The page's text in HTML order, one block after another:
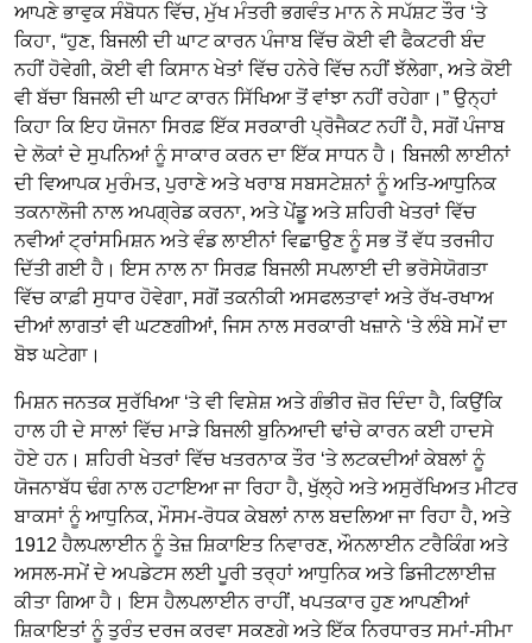
ਆਪਣੇ ਭਾਵੁਕ ਸੰਬੋਧਨ ਵਿੱਚ, ਮੁੱਖ ਮੰਤਰੀ ਭਗਵੰਤ ਮਾਨ ਨੇ ਸਪੱਸ਼ਟ ਤੌਰ ‘ਤੇ
ਕਿਹਾ, “ਹੁਣ, ਬਿਜਲੀ ਦੀ ਘਾਟ ਕਾਰਨ ਪੰਜਾਬ ਵਿੱਚ ਕੋਈ ਵੀ ਫੈਕਟਰੀ ਬੰਦ
ਨਹੀਂ ਹੋਵੇਗੀ, ਕੋਈ ਵੀ ਕਿਸਾਨ ਖੇਤਾਂ ਵਿੱਚ ਹਨੇਰੇ ਵਿੱਚ ਨਹੀਂ ਝੱਲੇਗਾ, ਅਤੇ ਕੋਈ
ਵੀ ਬੱਚਾ ਬਿਜਲੀ ਦੀ ਘਾਟ ਕਾਰਨ ਸਿੱਖਿਆ ਤੋਂ ਵਾਂਝਾ ਨਹੀਂ ਰਹੇਗਾ।” ਉਨ੍ਹਾਂ
ਕਿਹਾ ਕਿ ਇਹ ਯੋਜਨਾ ਸਿਰਫ਼ ਇੱਕ ਸਰਕਾਰੀ ਪ੍ਰੋਜੈਕਟ ਨਹੀਂ ਹੈ, ਸਗੋਂ ਪੰਜਾਬ
ਦੇ ਲੋਕਾਂ ਦੇ ਸੁਪਨਿਆਂ ਨੂੰ ਸਾਕਾਰ ਕਰਨ ਦਾ ਇੱਕ ਸਾਧਨ ਹੈ। ਬਿਜਲੀ ਲਾਈਨਾਂ
ਦੀ ਵਿਆਪਕ ਮੁਰੰਮਤ, ਪੁਰਾਣੇ ਅਤੇ ਖਰਾਬ ਸਬਸਟੇਸ਼ਨਾਂ ਨੂੰ ਅਤਿ-ਆਧੁਨਿਕ
ਤਕਨਾਲੋਜੀ ਨਾਲ ਅਪਗ੍ਰੇਡ ਕਰਨਾ, ਅਤੇ ਪੇਂਡੂ ਅਤੇ ਸ਼ਹਿਰੀ ਖੇਤਰਾਂ ਵਿੱਚ
ਨਵੀਆਂ ਟ੍ਰਾਂਸਮਿਸ਼ਨ ਅਤੇ ਵੰਡ ਲਾਈਨਾਂ ਵਿਛਾਉਣ ਨੂੰ ਸਭ ਤੋਂ ਵੱਧ ਤਰਜੀਹ
ਦਿੱਤੀ ਗਈ ਹੈ। ਇਸ ਨਾਲ ਨਾ ਸਿਰਫ਼ ਬਿਜਲੀ ਸਪਲਾਈ ਦੀ ਭਰੋਸੇਯੋਗਤਾ
ਵਿੱਚ ਕਾਫ਼ੀ ਸੁਧਾਰ ਹੋਵੇਗਾ, ਸਗੋਂ ਤਕਨੀਕੀ ਅਸਫਲਤਾਵਾਂ ਅਤੇ ਰੱਖ-ਰਖਾਅ
ਦੀਆਂ ਲਾਗਤਾਂ ਵੀ ਘਟਣਗੀਆਂ, ਜਿਸ ਨਾਲ ਸਰਕਾਰੀ ਖਜ਼ਾਨੇ ‘ਤੇ ਲੰਬੇ ਸਮੇਂ ਦਾ
ਬੋਝ ਘਟੇਗਾ।
ਮਿਸ਼ਨ ਜਨਤਕ ਸੁਰੱਖਿਆ ‘ਤੇ ਵੀ ਵਿਸ਼ੇਸ਼ ਅਤੇ ਗੰਭੀਰ ਜ਼ੋਰ ਦਿੰਦਾ ਹੈ, ਕਿਉਂਕਿ
ਹਾਲ ਹੀ ਦੇ ਸਾਲਾਂ ਵਿੱਚ ਮਾੜੇ ਬਿਜਲੀ ਬੁਨਿਆਦੀ ਢਾਂਚੇ ਕਾਰਨ ਕਈ ਹਾਦਸੇ
ਹੋਏ ਹਨ। ਸ਼ਹਿਰੀ ਖੇਤਰਾਂ ਵਿੱਚ ਖਤਰਨਾਕ ਤੌਰ ‘ਤੇ ਲਟਕਦੀਆਂ ਕੇਬਲਾਂ ਨੂੰ
ਯੋਜਨਾਬੱਧ ਢੰਗ ਨਾਲ ਹਟਾਇਆ ਜਾ ਰਿਹਾ ਹੈ, ਖੁੱਲ੍ਹੇ ਅਤੇ ਅਸੁਰੱਖਿਅਤ ਮੀਟਰ
ਬਾਕਸਾਂ ਨੂੰ ਆਧੁਨਿਕ, ਮੌਸਮ-ਰੋਧਕ ਕੇਬਲਾਂ ਨਾਲ ਬਦਲਿਆ ਜਾ ਰਿਹਾ ਹੈ, ਅਤੇ
1912 ਹੈਲਪਲਾਈਨ ਨੂੰ ਤੇਜ਼ ਸ਼ਿਕਾਇਤ ਨਿਵਾਰਣ, ਔਨਲਾਈਨ ਟਰੈਕਿੰਗ ਅਤੇ
ਅਸਲ-ਸਮੇਂ ਦੇ ਅਪਡੇਟਸ ਲਈ ਪੂਰੀ ਤਰ੍ਹਾਂ ਆਧੁਨਿਕ ਅਤੇ ਡਿਜੀਟਲਾਈਜ਼
ਕੀਤਾ ਗਿਆ ਹੈ। ਇਸ ਹੈਲਪਲਾਈਨ ਰਾਹੀਂ, ਖਪਤਕਾਰ ਹੁਣ ਆਪਣੀਆਂ
ਸ਼ਿਕਾਇਤਾਂ ਨੂੰ ਤੁਰੰਤ ਦਰਜ ਕਰਵਾ ਸਕਣਗੇ ਅਤੇ ਇੱਕ ਨਿਰਧਾਰਤ ਸਮਾਂ-ਸੀਮਾ